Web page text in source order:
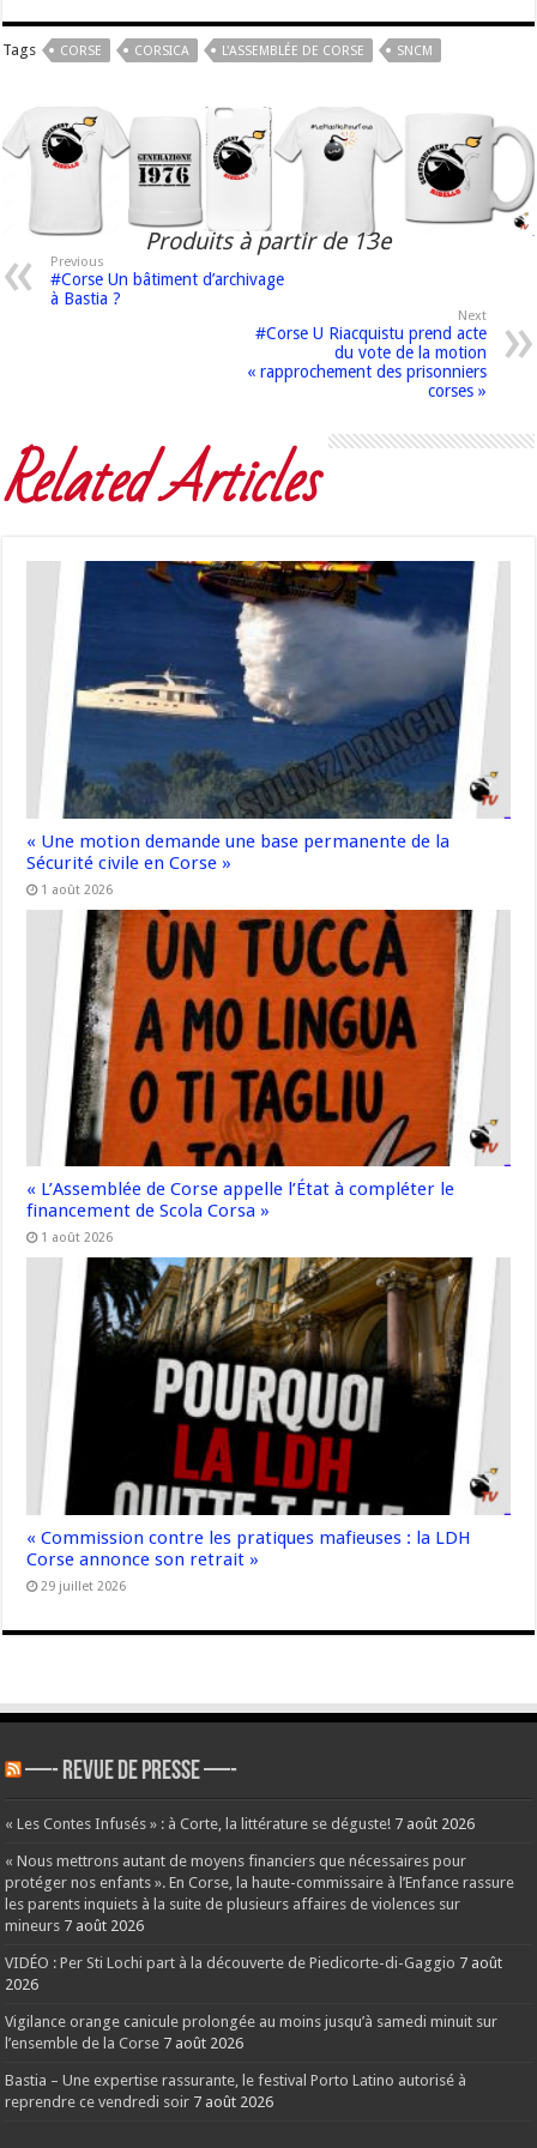
Tags CORSE CORSICA L'ASSEMBLÉE DE CORSE SNCM
Produits à partir de 13e
Previous
#Corse Un bâtiment d’archivage
à Bastia ?
Next
#Corse U Riacquistu prend acte
du vote de la motion
« rapprochement des prisonniers
corses »
Related Articles
« Une motion demande une base permanente de la
Sécurité civile en Corse »
1 août 2026
« L’Assemblée de Corse appelle l’État à compléter le
financement de Scola Corsa »
1 août 2026
« Commission contre les pratiques mafieuses : la LDH
Corse annonce son retrait »
29 juillet 2026
—- REVUE DE PRESSE —-
« Les Contes Infusés » : à Corte, la littérature se déguste! 7 août 2026
« Nous mettrons autant de moyens financiers que nécessaires pour
protéger nos enfants ». En Corse, la haute-commissaire à l’Enfance rassure
les parents inquiets à la suite de plusieurs affaires de violences sur
mineurs 7 août 2026
VIDÉO : Per Sti Lochi part à la découverte de Piedicorte-di-Gaggio 7 août
2026
Vigilance orange canicule prolongée au moins jusqu’à samedi minuit sur
l’ensemble de la Corse 7 août 2026
Bastia – Une expertise rassurante, le festival Porto Latino autorisé à
reprendre ce vendredi soir 7 août 2026